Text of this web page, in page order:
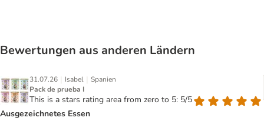
Bewertungen aus anderen Ländern
31.07.26 | Isabel | Spanien
Pack de prueba I
This is a stars rating area from zero to 5: 5/5
Ausgezeichnetes Essen